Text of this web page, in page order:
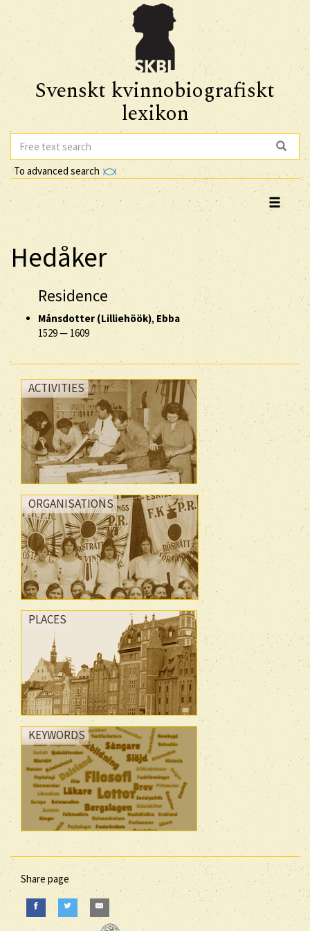
Svenskt kvinnobiografiskt
lexikon
To advanced search
Hedåker
Residence
Månsdotter (Lilliehöök), Ebba
1529— 1609
ACTIVITIES
ORGANISATIONS
PLACES
KEYWORDS
Share page